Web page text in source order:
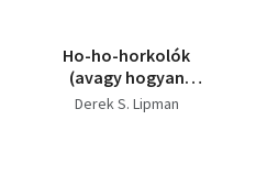
Ho-ho-horkolók
(avagy hogyan
szabaduljunk meg a
Derek S. Lipman